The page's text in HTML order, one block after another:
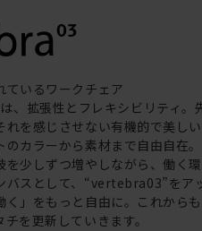
ているワークチェア
、拡張性とフレキシビリティ。
を感じさせない有機的で美しい
のカラーから素材まで自由自在
を少しずつ増やしながら、働く
バスとして、“vertebra03”をア
く」をもっと自由に。これから
を更新していきます。